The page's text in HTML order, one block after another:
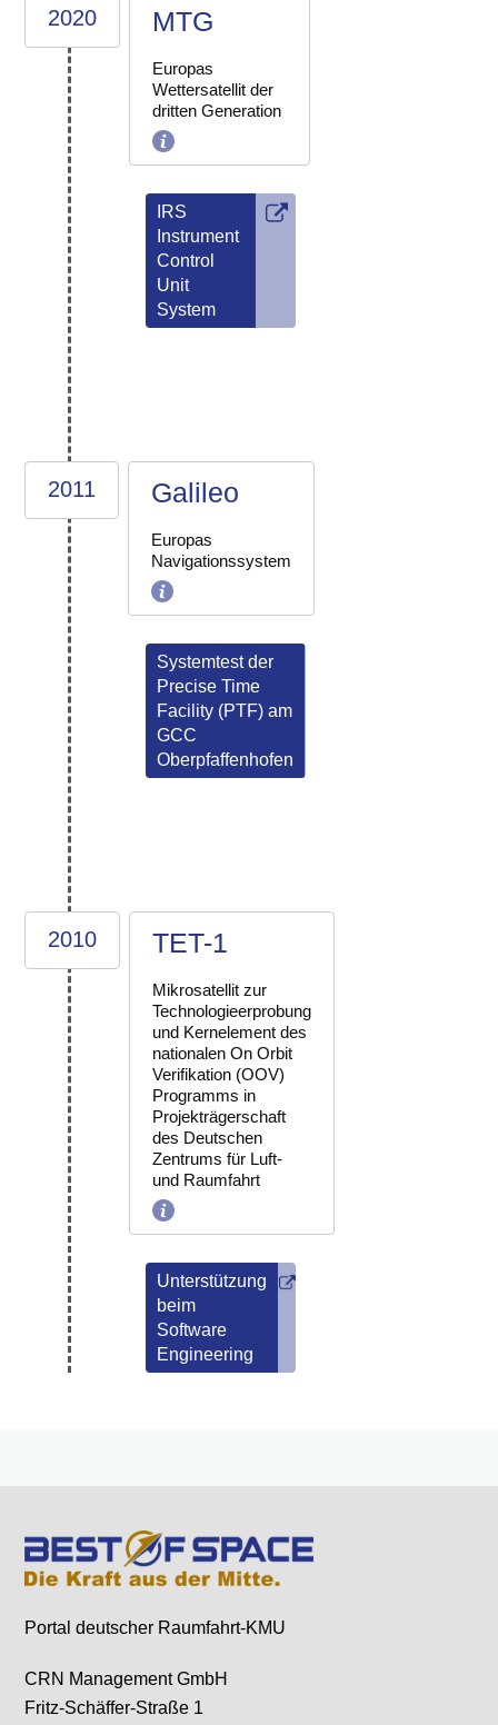
2020 MTG
Europas
Wettersatellit der
dritten Generation
IRS
Instrument
Control
Unit
System
2011 Galileo
Europas
Navigationssystem
Systemtest der
Precise Time
Facility (PTF) am
GCC
Oberpfaffenhofen
2010 TET-1
Mikrosatellit zur
Technologieerprobung
und Kernelement des
nationalen On Orbit
Verifikation (OOV)
Programms in
Projekträgerschaft
des Deutschen
Zentrums für Luft-
und Raumfahrt
Unterstützung
beim
Software
Engineering
Portal deutscher Raumfahrt-KMU
CRN Management GmbH
Fritz-Schäffer-Straße 1